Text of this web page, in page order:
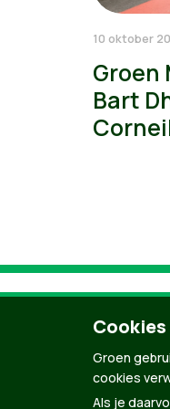
10 oktober
Groen
Bart
Groen
cookies
Als je